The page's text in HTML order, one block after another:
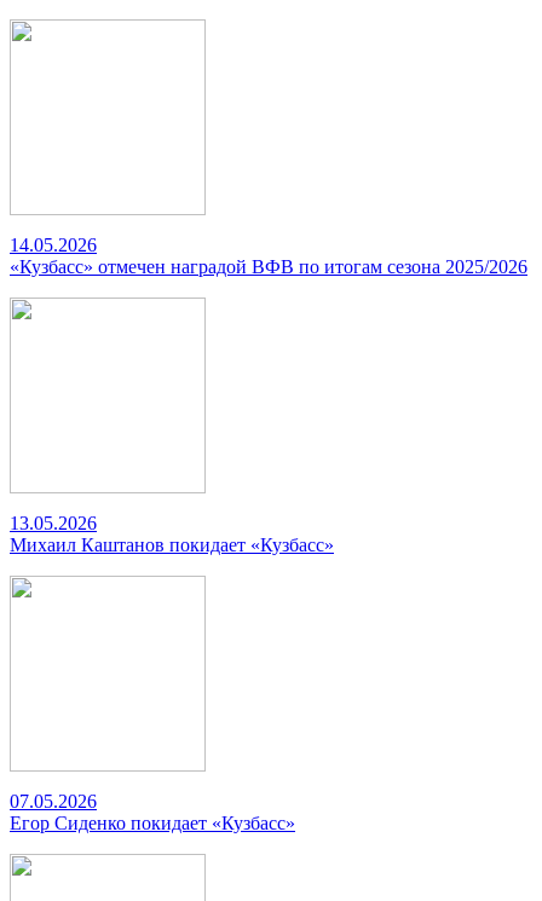
14.05.2026
«Кузбасс» отмечен наградой ВФВ по итогам сезона 2025/2026
13.05.2026
Михаил Каштанов покидает «Кузбасс»
07.05.2026
Егор Сиденко покидает «Кузбасс»